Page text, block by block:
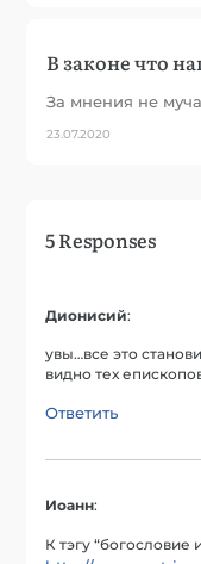
В законе что
За мнения не
23.07.2020
5 Responses
Дионисий:
увы…все это
видно тех
Ответить
Иоанн:
К тэгу “богословие